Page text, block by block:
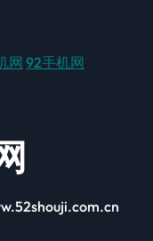
网 92手机网